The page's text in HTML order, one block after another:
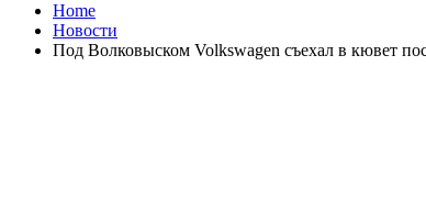
Home
Новости
Под Волковыском Volkswagen съехал в кювет